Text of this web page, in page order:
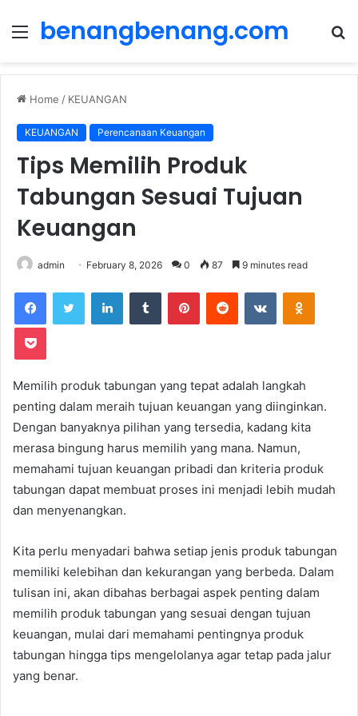
Menu
benangbenang.com
Home / KEUANGAN
KEUANGAN Perencanaan Keuangan
Tips Memilih Produk
Tabungan Sesuai Tujuan
Keuangan
admin February 8, 2026 0 87 9 minutes read
LinkedInTumblr PinterestReddit VKontakte
Pocket
Memilih produk tabungan yang tepat adalah langkah
penting dalam meraih tujuan keuangan yang diinginkan.
Dengan banyaknya pilihan yang tersedia, kadang kita
merasa bingung harus memilih yang mana. Namun,
memahami tujuan keuangan pribadi dan kriteria produk
tabungan dapat membuat proses ini menjadi lebih mudah
dan menyenangkan.
Kita perlu menyadari bahwa setiap jenis produk tabungan
memiliki kelebihan dan kekurangan yang berbeda. Dalam
tulisan ini, akan dibahas berbagai aspek penting dalam
memilih produk tabungan yang sesuai dengan tujuan
keuangan, mulai dari memahami pentingnya produk
tabungan hingga tips mengelolanya agar tetap pada jalur
yang benar.